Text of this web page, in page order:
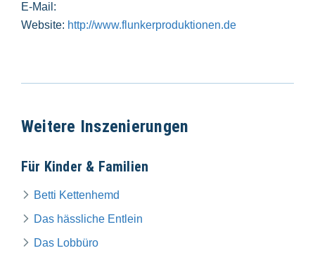
E-Mail:
Website: http://www.flunkerproduktionen.de
Weitere Inszenierungen
Für Kinder & Familien
Betti Kettenhemd
Das hässliche Entlein
Das Lobbüro